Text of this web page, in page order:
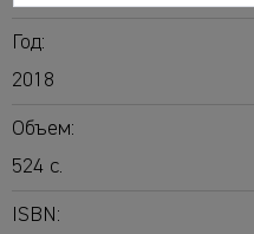
Год:
2018
Объем:
524 с.
ISBN: